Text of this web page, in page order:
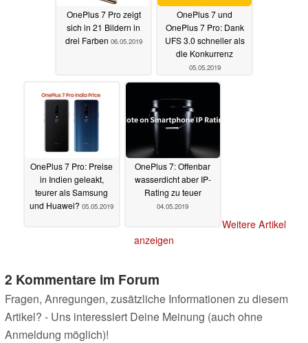
OnePlus 7 Pro zeigt
sich in 21 Bildern in
drei Farben 06.05.2019
OnePlus 7 und
OnePlus 7 Pro: Dank
UFS 3.0 schneller als
die Konkurrenz
05.05.2019
OnePlus 7 Pro: Preise
in Indien geleakt,
teurer als Samsung
und Huawei? 05.05.2019
OnePlus 7: Offenbar
wasserdicht aber IP-
Rating zu teuer
04.05.2019
Weitere Artikel
anzeigen
2 Kommentare im Forum
Fragen, Anregungen, zusätzliche Informationen zu diesem
Artikel? - Uns interessiert Deine Meinung (auch ohne
Anmeldung möglich)!